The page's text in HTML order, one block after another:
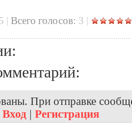
| Всего голосов: 3 |
При отправке
Вход | Регистрация